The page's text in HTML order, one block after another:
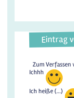
Eintrag
Zum
Ichhh
Ich heiße (...)